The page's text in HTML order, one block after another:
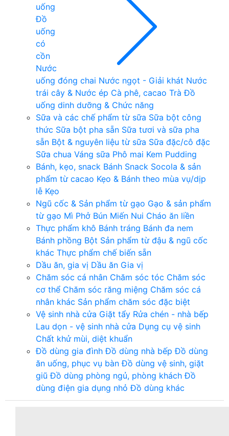
uống
Đồ
uống
có
cồn
Nước
uống đóng chai Nước ngọt - Giải khát Nước
trái cây & Nước ép Cà phê, cacao Trà Đồ
uống dinh dưỡng & Chức năng
Sữa và các chế phẩm từ sữa Sữa bột công
thức Sữa bột pha sẵn Sữa tươi và sữa pha
sẵn Bột & nguyên liệu từ sữa Sữa đặc/cô đặc
Sữa chua Váng sữa Phô mai Kem Pudding
Bánh, kẹo, snack Bánh Snack Socola & sản
phẩm từ cacao Kẹo & Bánh theo mùa vụ/dịp
lễ Kẹo
Ngũ cốc & Sản phẩm từ gạo Gạo & sản phẩm
từ gạo Mì Phở Bún Miến Nui Cháo ăn liền
Thực phẩm khô Bánh tráng Bánh đa nem
Bánh phồng Bột Sản phẩm từ đậu & ngũ cốc
khác Thực phẩm chế biến sẵn
Dầu ăn, gia vị Dầu ăn Gia vị
Chăm sóc cá nhân Chăm sóc tóc Chăm sóc
cơ thể Chăm sóc răng miệng Chăm sóc cá
nhân khác Sản phẩm chăm sóc đặc biệt
Vệ sinh nhà cửa Giặt tẩy Rửa chén - nhà bếp
Lau dọn - vệ sinh nhà cửa Dụng cụ vệ sinh
Chất khử mùi, diệt khuẩn
Đồ dùng gia đình Đồ dùng nhà bếp Đồ dùng
ăn uống, phục vụ bàn Đồ dùng vệ sinh, giặt
giũ Đồ dùng phòng ngủ, phòng khách Đồ
dùng điện gia dụng nhỏ Đồ dùng khác